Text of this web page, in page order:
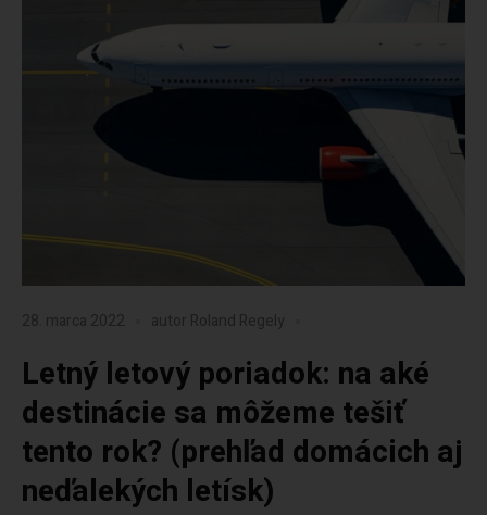
28. marca 2022 autor Roland Regely
Letný letový poriadok: na aké
destinácie sa môžeme tešiť
tento rok? (prehľad domácich aj
neďalekých letísk)